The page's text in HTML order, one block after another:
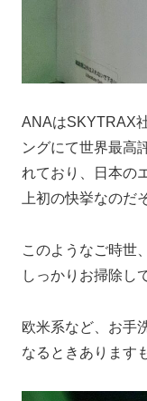
ANAはSKYTRAX
ングにて世界最高
れており、日本の
上初の快挙なのだ
このようなご時世
しっかりお掃除し
欧米系など、お手
なるときあります